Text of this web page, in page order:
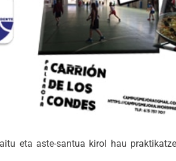
eta aste-santua kirol hau